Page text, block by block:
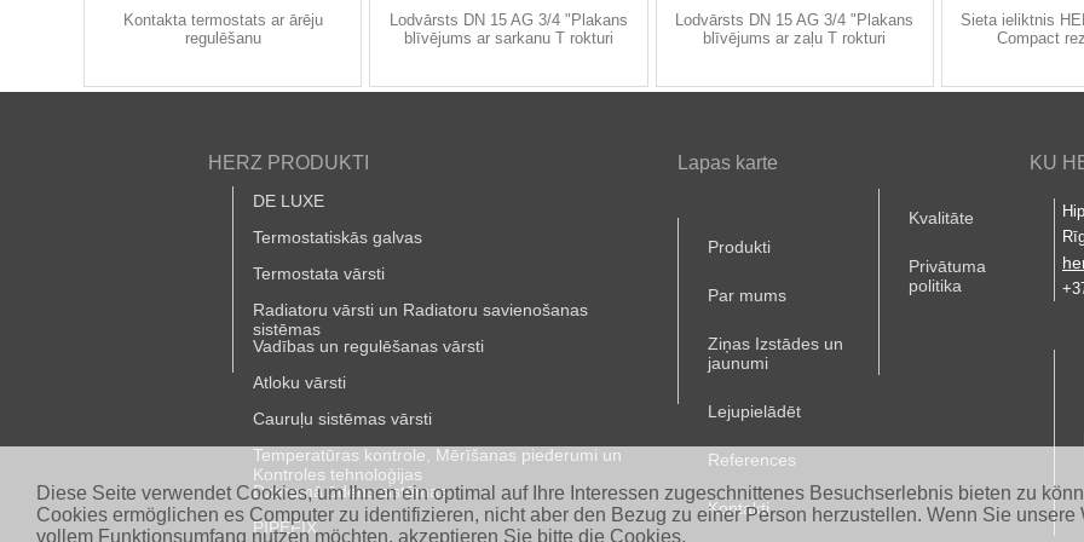
Diese Seite verwendet Cookies, um Ihnen ein optimal auf Ihre Interessen zugeschnittenes Besuchserlebnis bieten zu
Cookies ermöglichen es Computer zu identifizieren, nicht aber den Bezug zu einer Person herzustellen. Wenn Sie unsere
vollem Funktionsumfang nutzen möchten, akzeptieren Sie bitte die Cookies.
Kontakta termostats ar ārēju
regulēšanu
Lodvārsts DN 15 AG 3/4 "Plakans
blīvējums ar sarkanu T rokturi
Lodvārsts DN 15 AG 3/4 "Plakans
blīvējums ar zaļu T rokturi
Sieta ieliktnis
Compact
HERZ PRODUKTI
DE LUXE
Termostatiskās galvas
Termostata vārsti
Radiatoru vārsti un Radiatoru savienošanas
sistēmas
Vadības un regulēšanas vārsti
Atloku vārsti
Cauruļu sistēmas vārsti
Temperatūras kontrole, Mērīšanas piederumi un
Kontroles tehnoloģijas
Dzeramā ūdens sistēmas
PIPEFIX
Lapas karte
Produkti
Par mums
Ziņas Izstādes un
jaunumi
Lejupielādēt
References
Kontakti
Kvalitāte
Privātuma
politika
KU